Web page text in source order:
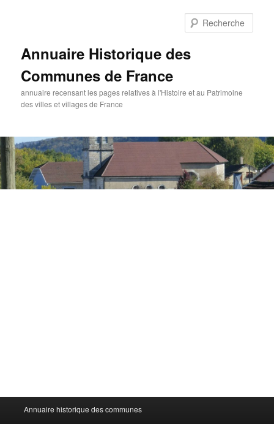
Annuaire Historique des
Communes de France
annuaire recensant les pages relatives à l'Histoire et au Patrimoine
des villes et villages de France
Menu
Annuaire historique des communes